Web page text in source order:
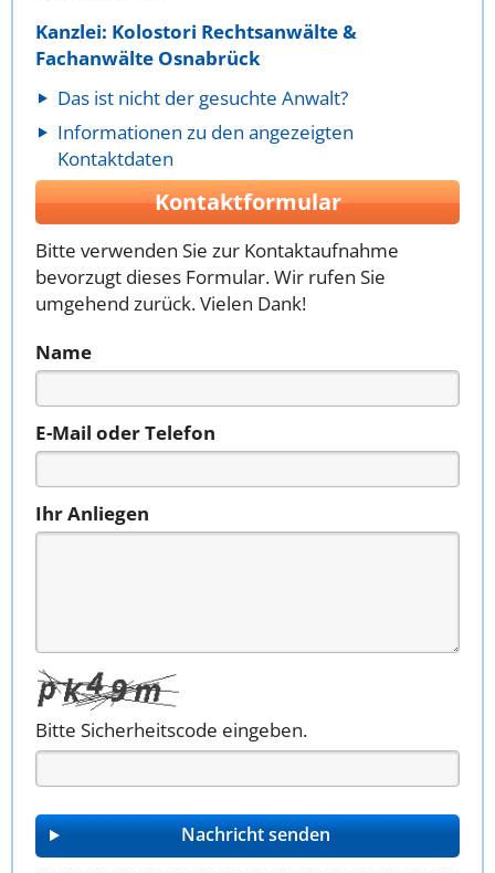
Kanzlei: Kolostori Rechtsanwälte &
Fachanwälte Osnabrück
Das ist nicht der gesuchte Anwalt?
Informationen zu den angezeigten
Kontaktdaten
Kontaktformular
Bitte verwenden Sie zur Kontaktaufnahme
bevorzugt dieses Formular. Wir rufen Sie
umgehend zurück. Vielen Dank!
Name
E-Mail oder Telefon
Ihr Anliegen
Bitte Sicherheitscode eingeben.